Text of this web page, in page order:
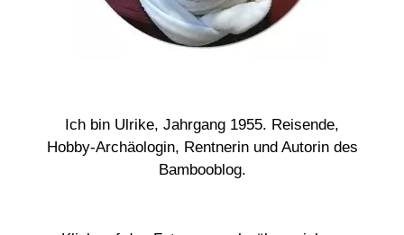
Ich bin Ulrike, Jahrgang 1955. Reisende,
Hobby-Archäologin, Rentnerin und Autorin des
Bambooblog.